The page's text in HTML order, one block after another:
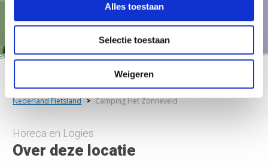
Alles toestaan
Selectie toestaan
Weigeren
Nederland Fietsland > Camping Het Zonneveld
Horeca en Logies
Over deze locatie